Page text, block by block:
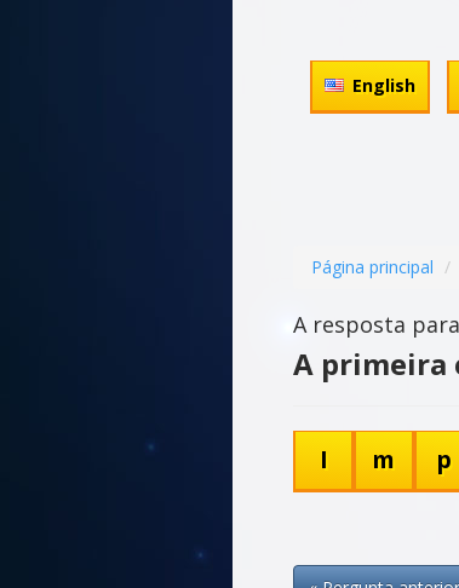
English
Página principal
A resposta
A primeira
I m p